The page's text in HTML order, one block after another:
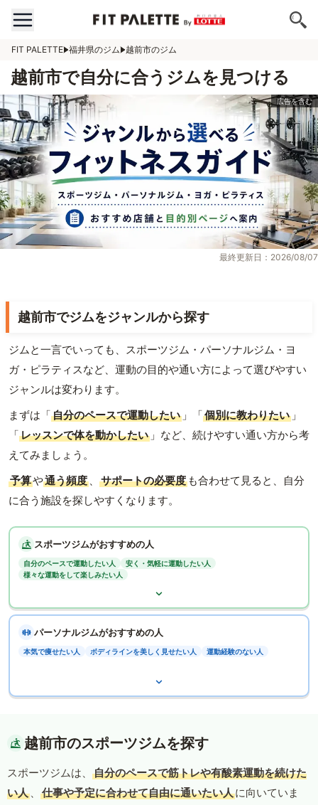
FIT PALETTE 福井県のジム 越前市のジム
越前市で自分に合うジムを見つける
最終更新日：2026/08/07
越前市でジムをジャンルから探す
ジムと一言でいっても、スポーツジム・パーソナルジム・ヨ
ガ・ピラティスなど、運動の目的や通い方によって選びやすい
ジャンルは変わります。
まずは「自分のペースで運動したい 」「個別に教わりたい 」
「レッスンで体を動かしたい 」など、続けやすい通い方から考
えてみましょう。
予算や通う頻度 、 サポートの必要度 も合わせて見ると、自分
に合う施設を探しやすくなります。
スポーツジムがおすすめの人
自分のペースで運動したい人
安く・気軽に運動したい人
様々な運動をして楽しみたい人
パーソナルジムがおすすめの人
本気で痩せたい人 ボディラインを美しく見せたい人 運動経験のない人
越前市のスポーツジムを探す
スポーツジムは、
自分のペースで筋トレや有酸素運動を続けた
い人 、 仕事や予定に合わせて自由に通いたい人に向いていま